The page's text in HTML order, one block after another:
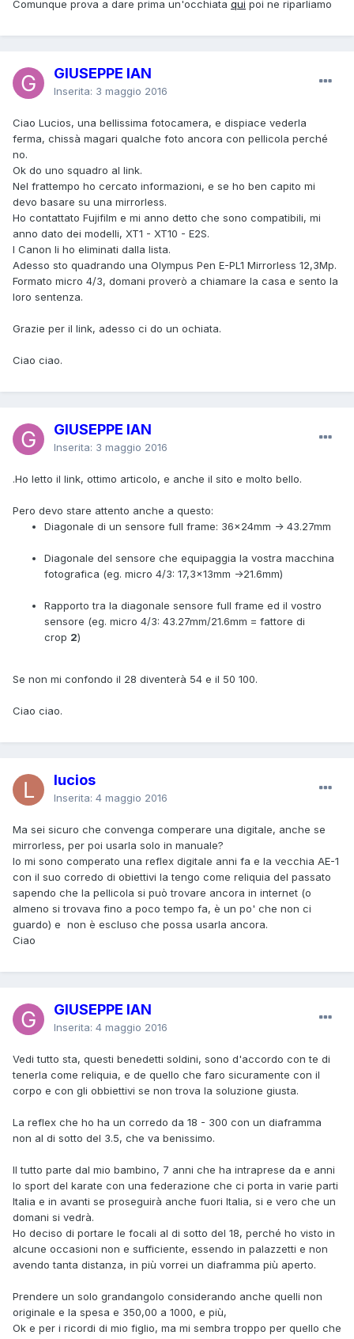
Comunque prova a dare prima un'occhiata qui poi ne riparliamo
GIUSEPPE IAN
Inserita: 3 maggio 2016
Ciao Lucios, una bellissima fotocamera, e dispiace vederla
ferma, chissà magari qualche foto ancora con pellicola perché
no.
Ok do uno squadro al link.
Nel frattempo ho cercato informazioni, e se ho ben capito mi
devo basare su una mirrorless.
Ho contattato Fujifilm e mi anno detto che sono compatibili, mi
anno dato dei modelli, XT1 - XT10 - E2S.
I Canon li ho eliminati dalla lista.
Adesso sto quadrando una Olympus Pen E-PL1 Mirrorless 12,3Mp.
Formato micro 4/3, domani proverò a chiamare la casa e sento la
loro sentenza.
Grazie per il link, adesso ci do un ochiata.
Ciao ciao.
GIUSEPPE IAN
Inserita: 3 maggio 2016
.Ho letto il link, ottimo articolo, e anche il sito e molto bello.
Pero devo stare attento anche a questo:
Diagonale di un sensore full frame: 36x24mm -> 43.27mm
Diagonale del sensore che equipaggia la vostra macchina
fotografica (eg. micro 4/3: 17,3x13mm ->21.6mm)
Rapporto tra la diagonale sensore full frame ed il vostro
sensore (eg. micro 4/3: 43.27mm/21.6mm = fattore di
crop 2)
Se non mi confondo il 28 diventerà 54 e il 50 100.
Ciao ciao.
lucios
Inserita: 4 maggio 2016
Ma sei sicuro che convenga comperare una digitale, anche se
mirrorless, per poi usarla solo in manuale?
Io mi sono comperato una reflex digitale anni fa e la vecchia AE-1
con il suo corredo di obiettivi la tengo come reliquia del passato
sapendo che la pellicola si può trovare ancora in internet (o
almeno si trovava fino a poco tempo fa, è un po' che non ci
guardo) e non è escluso che possa usarla ancora.
Ciao
GIUSEPPE IAN
Inserita: 4 maggio 2016
Vedi tutto sta, questi benedetti soldini, sono d'accordo con te di
tenerla come reliquia, e de quello che faro sicuramente con il
corpo e con gli obbiettivi se non trova la soluzione giusta.
La reflex che ho ha un corredo da 18 - 300 con un diaframma
non al di sotto del 3.5, che va benissimo.
Il tutto parte dal mio bambino, 7 anni che ha intraprese da e anni
lo sport del karate con una federazione che ci porta in varie parti
Italia e in avanti se proseguirà anche fuori Italia, si e vero che un
domani si vedrà.
Ho deciso di portare le focali al di sotto del 18, perché ho visto in
alcune occasioni non e sufficiente, essendo in palazzetti e non
avendo tanta distanza, in più vorrei un diaframma più aperto.
Prendere un solo grandangolo considerando anche quelli non
originale e la spesa e 350,00 a 1000, e più,
Ok e per i ricordi di mio figlio, ma mi sembra troppo per quello che